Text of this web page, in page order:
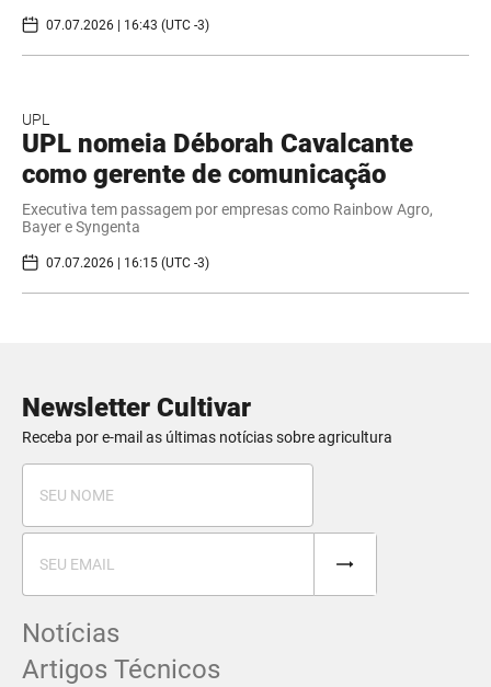
07.07.2026 | 16:43 (UTC -3)
UPL
UPL nomeia Déborah Cavalcante
como gerente de comunicação
Executiva tem passagem por empresas como Rainbow Agro,
Bayer e Syngenta
07.07.2026 | 16:15 (UTC -3)
Newsletter Cultivar
Receba por e-mail as últimas notícias sobre agricultura
Notícias
Artigos Técnicos